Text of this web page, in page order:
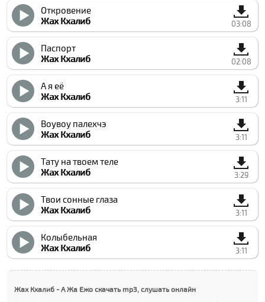
Откровение
Жах Кхалиб
03:08
Паспорт
Жах Кхалиб
02:08
А я её
Жах Кхалиб
3:11
Воувоу палехчэ
Жах Кхалиб
3:11
Тату на твоем теле
Жах Кхалиб
3:29
Твои сонные глаза
Жах Кхалиб
3:11
Колыбельная
Жах Кхалиб
3:11
Жах Кхалиб - А Жа Ежо скачать mp3, слушать онлайн